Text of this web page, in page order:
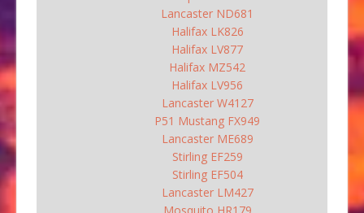
Lancaster ND681
Halifax LK826
Halifax LV877
Halifax MZ542
Halifax LV956
Lancaster W4127
P51 Mustang FX949
Lancaster ME689
Stirling EF259
Stirling EF504
Lancaster LM427